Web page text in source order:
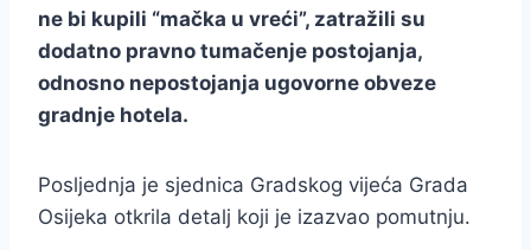
ne bi kupili “mačka u vreći”, zatražili su
dodatno pravno tumačenje postojanja,
odnosno nepostojanja ugovorne obveze
gradnje hotela.
Posljednja je sjednica Gradskog vijeća Grada
Osijeka otkrila detalj koji je izazvao pomutnju.